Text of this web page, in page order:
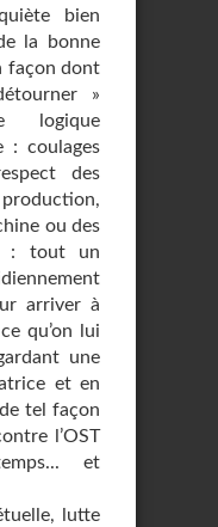
bien
la bonne
façon dont
»
logique
: coulages
des
ou des
: tout un
arriver à
qu’on lui
une
et en
tel façon
l’OST
et
lutte